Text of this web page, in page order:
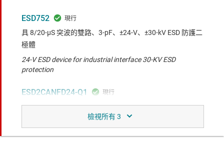
ESD752
具 8/20-µS 突波的雙路、3-pF、±24-V、±30-kV ESD 防護二
極體
24-V ESD device for industrial interface 30-KV ESD
protection
ESD2CANFD24-Q1
適用於車載網路的車用、雙路 2.5pF ±24V、25kV ESD 防護